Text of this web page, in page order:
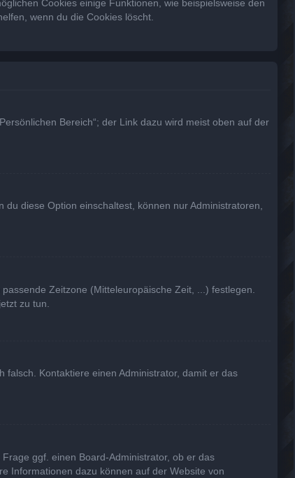
Cookies einige Funktionen, wie beispielsweise den
wenn du die Cookies löscht.
Bereich“; der Link dazu wird meist oben auf der
diese Option einschaltest, können nur Administratoren,
Zeitzone (Mitteleuropäische Zeit, ...) festlegen.
zu tun.
Kontaktiere einen Administrator, damit er das
ggf. einen Board-Administrator, ob er das
Informationen dazu können auf der Website von